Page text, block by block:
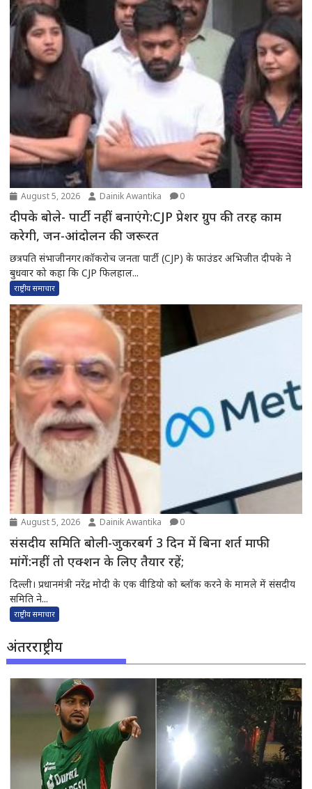
August 5, 2026 Dainik Awantika 0
दीपके बोले- पार्टी नहीं बनाएंगे:CJP प्रेशर ग्रुप की तरह काम
करेगी, जन-आंदोलन की जरूरत
छत्रपति संभाजीनगर।कॉकरोच जनता पार्टी (CJP) के फाउंडर अभिजीत दीपके ने
बुधवार को कहा कि CJP फिलहाल...
राष्ट्रीय समाचार
August 5, 2026 Dainik Awantika 0
संसदीय समिति बोली-जुकरबर्ग 3 दिन में बिना शर्त माफी
मांगें:नहीं तो एक्शन के लिए तैयार रहें;
दिल्ली। प्रधानमंत्री नरेंद्र मोदी के एक वीडियो को ब्लॉक करने के मामले में संसदीय
समिति ने...
राष्ट्रीय समाचार
अंतरराष्ट्रीय